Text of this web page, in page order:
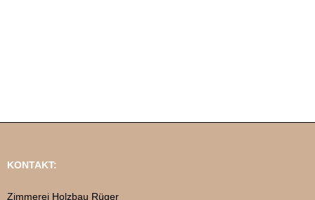
KONTAKT:
Zimmerei Holzbau Rüger